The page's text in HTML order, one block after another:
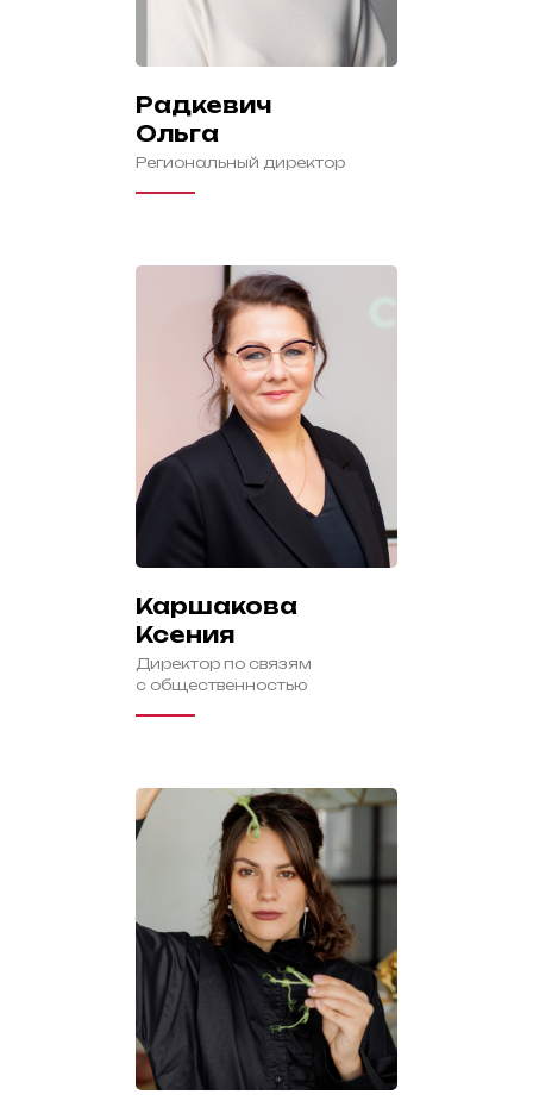
Радкевич
Ольга
Региональный директор
Каршакова
Ксения
Директор по связям
с общественностью